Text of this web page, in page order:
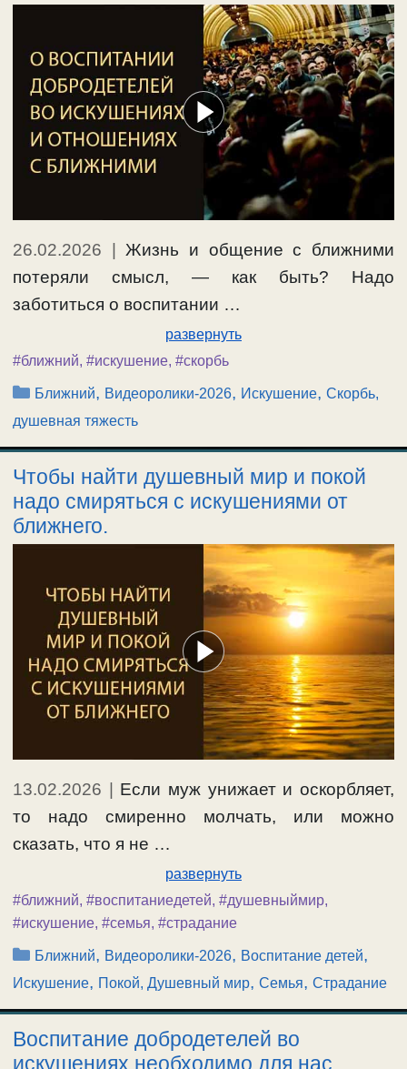
26.02.2026 |Жизнь и общение с ближними
потеряли смысл, — как быть? Надо
заботиться о воспитании …
развернуть
#ближний, #искушение, #скорбь
Рубрики
Ближний, Видеоролики-2026, Искушение,Скорбь,
душевная тяжесть
Чтобы найти душевный мир и покой
надо смиряться с искушениями от
ближнего.
13.02.2026
Если муж унижает и оскорбляет,
то надо смиренно молчать, или можно
сказать, что я не …
развернуть
#ближний, #воспитаниедетей, #душевныймир,
#искушение, #семья, #страдание
Рубрики
Ближний, Видеоролики-2026, Воспитание детей,
Искушение, Покой, Душевный мир, Семья, Страдание
Воспитание добродетелей во
искушениях необходимо для нас.